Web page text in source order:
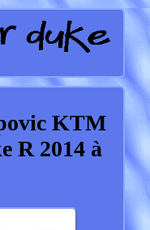
KTM
R 2014 à